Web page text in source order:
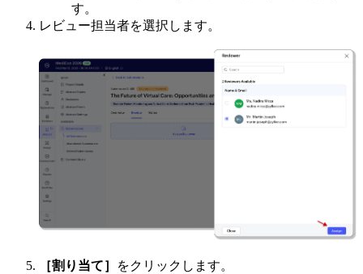
す。
レビュー担当者を選択します。
［割り当て］ をクリックします。